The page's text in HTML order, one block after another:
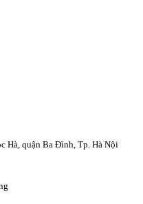
Hà, quận Ba Đình, Tp. Hà Nội